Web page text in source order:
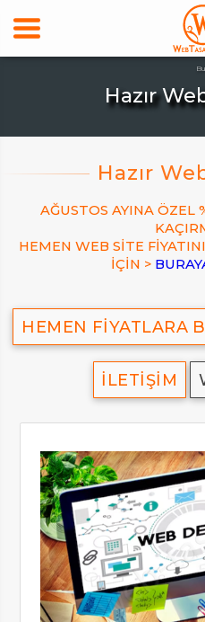
Hazır
AĞUSTOS AYINA ÖZEL
HEMEN WEB SİTE
İÇİN >
HEMEN FİYATLARA
İLETİŞİM